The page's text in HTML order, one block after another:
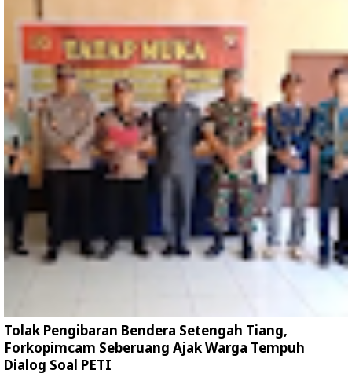
Tolak Pengibaran Bendera Setengah Tiang,
Forkopimcam Seberuang Ajak Warga Tempuh
Dialog Soal PETI